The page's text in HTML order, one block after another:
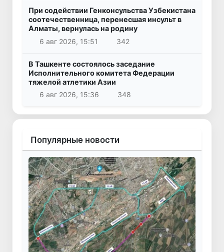
При содействии Генконсульства Узбекистана
соотечественница, перенесшая инсульт в
Алматы, вернулась на родину
6 авг 2026, 15:51
342
В Ташкенте состоялось заседание
Исполнительного комитета Федерации
тяжелой атлетики Азии
6 авг 2026, 15:36
348
Популярные новости